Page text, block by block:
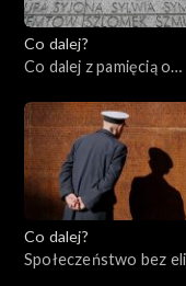
Co dalej?
Co dalej z pamięcią o
powstania w getcie
warszawskim,
Co dalej?
Społeczeństwo bez